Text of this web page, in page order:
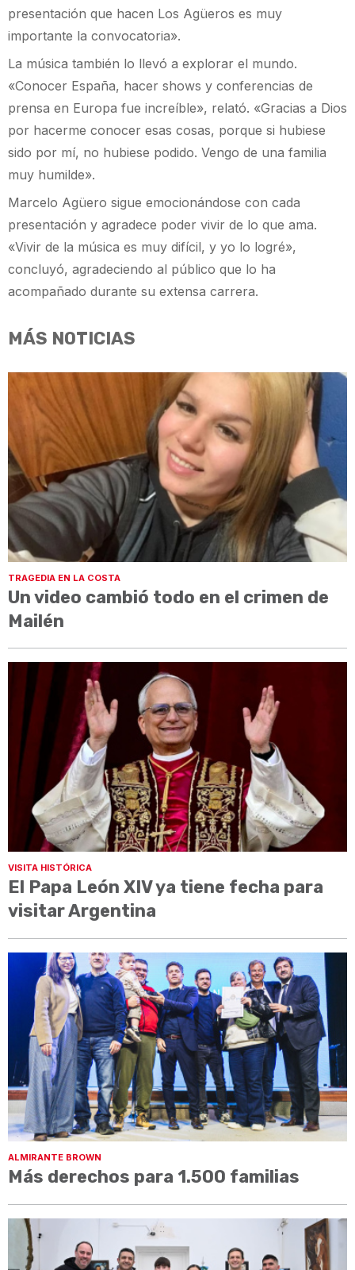
presentación que hacen Los Agüeros es muy
importante la convocatoria».
La música también lo llevó a explorar el mundo.
«Conocer España, hacer shows y conferencias de
prensa en Europa fue increíble», relató. «Gracias a Dios
por hacerme conocer esas cosas, porque si hubiese
sido por mí, no hubiese podido. Vengo de una familia
muy humilde».
Marcelo Agüero sigue emocionándose con cada
presentación y agradece poder vivir de lo que ama.
«Vivir de la música es muy difícil, y yo lo logré»,
concluyó, agradeciendo al público que lo ha
acompañado durante su extensa carrera.
MÁS NOTICIAS
TRAGEDIA EN LA COSTA
Un video cambió todo en el crimen de
Mailén
VISITA HISTÓRICA
El Papa León XIV ya tiene fecha para
visitar Argentina
ALMIRANTE BROWN
Más derechos para 1.500 familias